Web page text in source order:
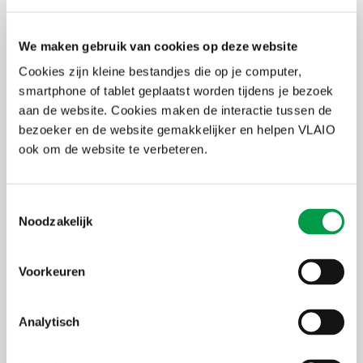
We maken gebruik van cookies op deze website
Cookies zijn kleine bestandjes die op je computer,
smartphone of tablet geplaatst worden tijdens je bezoek
aan de website. Cookies maken de interactie tussen de
bezoeker en de website gemakkelijker en helpen VLAIO
ook om de website te verbeteren.
Noodzakelijk
Voorkeuren
Analytisch
Zelf een geveltuin aanleggen?
Wil je zelf – zonder tussenkomst van de gemeente - een geveltuin?
Volg dan deze eenvoudige stappen:
Controleer bij je gemeente of er een vergunning nodig is.
Verwijder een paar stoeptegels tegen je gevel.
Vul de vrijgekomen ruimte met compostrijke grond.
Door de kiezen voor klimplanten kan een tegeltuin uitgroeien tot